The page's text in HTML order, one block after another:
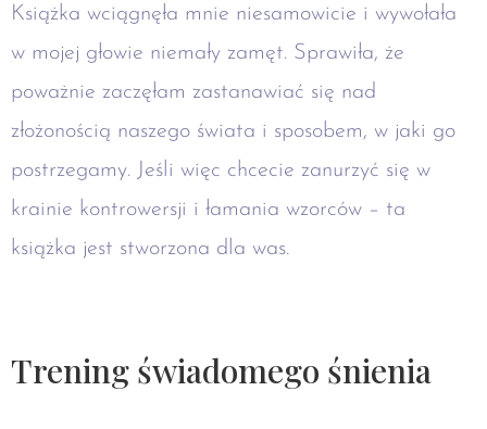
Książka wciągnęła mnie niesamowicie i wywołała
w mojej głowie niemały zamęt. Sprawiła, że
poważnie zaczęłam zastanawiać się nad
złożonością naszego świata i sposobem, w jaki go
postrzegamy. Jeśli więc chcecie zanurzyć się w
krainie kontrowersji i łamania wzorców – ta
książka jest stworzona dla was.
Trening świadomego śnienia